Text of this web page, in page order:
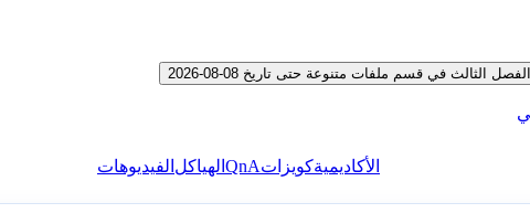
في قسم ملفات متنوعة حتى تاريخ 08-08-2026
الأكاديميةكويزاتQnA الهياكل الفيديوهات